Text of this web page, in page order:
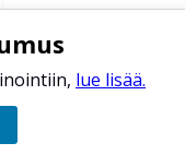
lue lisää.